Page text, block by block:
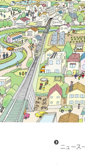
ニュース